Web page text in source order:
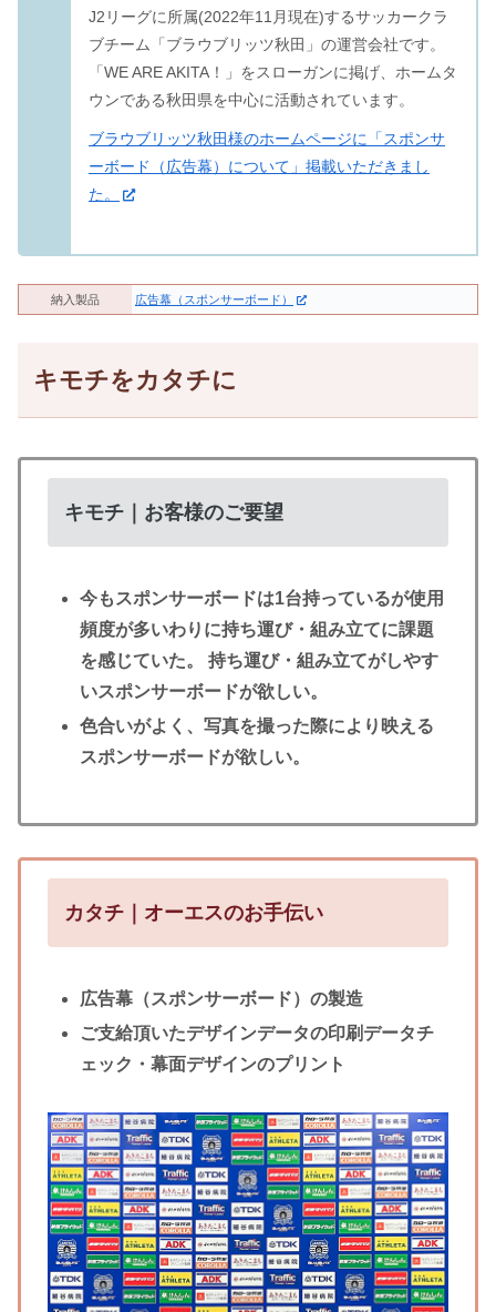
J2リーグに所属(2022年11月現在)するサッカークラ
ブチーム「ブラウブリッツ秋田」の運営会社です。
「WE ARE AKITA！」をスローガンに掲げ、ホームタ
ウンである秋田県を中心に活動されています。
ブラウブリッツ秋田様のホームページに「スポンサ
ーボード（広告幕）について」掲載いただきまし
た。
納入製品 広告幕（スポンサーボード）
キモチをカタチに
キモチ｜お客様のご要望
今もスポンサーボードは1台持っているが使用
頻度が多いわりに持ち運び・組み立てに課題
を感じていた。 持ち運び・組み立てがしやす
いスポンサーボードが欲しい。
色合いがよく、写真を撮った際により映える
スポンサーボードが欲しい。
カタチ｜オーエスのお手伝い
広告幕（スポンサーボード）の製造
ご支給頂いたデザインデータの印刷データチ
ェック・幕面デザインのプリント